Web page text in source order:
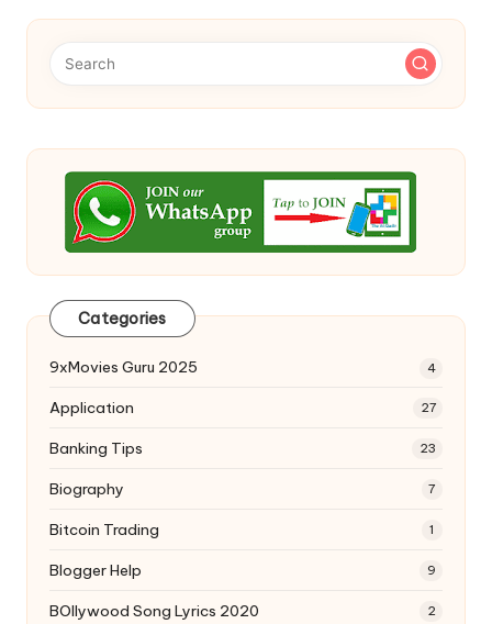
Categories
9xMovies Guru 2025 4
Application 27
Banking Tips 23
Biography 7
Bitcoin Trading 1
Blogger Help 9
BOllywood Song Lyrics 2020 2